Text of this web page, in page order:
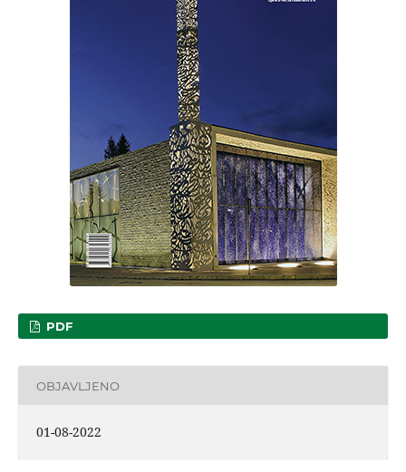
PDF
OBJAVLJENO
01-08-2022